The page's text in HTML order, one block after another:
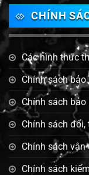
CHÍNH
Các hình thức
Chính sách bảo
Chính sách bảo
Chính sách đổi,
Chính sách vận
Chính sách